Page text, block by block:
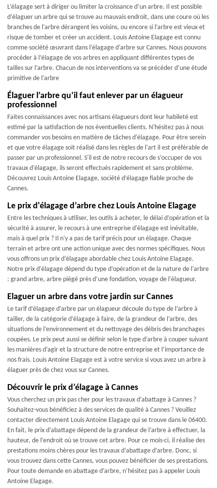
L’élagage sert à diriger ou limiter la croissance d’un arbre. Il est possible
d’élaguer un arbre qui se trouve au mauvais endroit, dans une coure où les
branches de l’arbre dérangent les voisins, ou encore si l’arbre est vieux et
risque de tomber et créer un accident. Louis Antoine Elagage est connu
comme société œuvrant dans l’élagage d’arbre sur Cannes. Nous pouvons
procéder à l’élagage de vos arbres en appliquant différentes types de
tailles sur l’arbre. Chacun de nos interventions va se précéder d’une étude
primitive de l’arbre
Élaguer l’arbre qu’il faut enlever par un élagueur
professionnel
Faites connaissances avec nos artisans élagueurs dont leur habileté est
estimé par la satisfaction de nos éventuelles clients. N'hésitez pas à nous
commander vos besoins en matière de tâches d'élagage. Pour être serein
et que votre élagage soit réalisé dans les règles de l'art il est préférable de
passer par un professionnel. S'il est de notre recours de s’occuper de vos
travaux d’élagage, ils seront effectués rapidement et sans problème.
Découvrez Louis Antoine Elagage, société d’élagage fiable proche de
Cannes.
Le prix d'élagage d’arbre chez Louis Antoine Elagage
Entre les techniques à utiliser, les outils à acheter, le délai d’opération et la
sécurité à assurer, le recours à une entreprise d'élagage est inévitable,
mais à quel prix ? Il n'y a pas de tarif précis pour un élagage. Chaque
terrain et arbre ont une action unique avec des normes spécifiques. Nous
vous offrons un prix d’élagage abordable chez Louis Antoine Elagage.
Notre prix d'élagage dépend du type d’opération et de la nature de l'arbre
: grand arbre, arbre piégé près d’une fondation, voyage de l'élagueur.
Elaguer un arbre dans votre jardin sur Cannes
Le tarif d’élagage d’arbre par un élagueur découle du type de l’arbre à
tailler, de la catégorie d’élagage à faire, de la grandeur de l’arbre, des
situations de l’environnement et du nettoyage des débris des branchages
coupées. Le prix peut aussi se définir selon le type d’arbre à couper suivant
les manières d’agir et la structure de notre entreprise et l’importance de
nos frais. Louis Antoine Elagage est à votre service si vous avez un arbre à
élaguer près de chez vous sur Cannes.
Découvrir le prix d’élagage à Cannes
Vous cherchez un prix pas cher pour les travaux d’abattage à Cannes ?
Souhaitez-vous bénéficiez à des services de qualité à Cannes ? Veuillez
contacter directement Louis Antoine Elagage qui se trouve dans le 06400.
En fait, le prix d’abattage dépend de la grandeur de l’arbre à effectuer, la
hauteur, de l’endroit où se trouve cet arbre. Pour ce mois-ci, il réalise des
prestations moins chères pour les travaux d’abattage d’arbre. Donc, si
vous trouvez dans cette Cannes, vous pouvez bénéficier de ses prestations.
Pour toute demande en abattage d’arbre, n’hésitez pas à appeler Louis
Antoine Elagage.